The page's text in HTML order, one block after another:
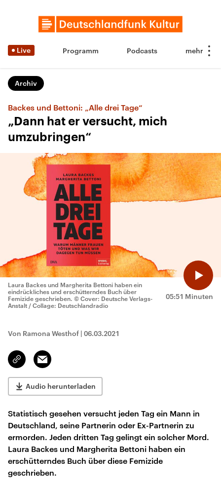
Live Programm Podcasts
Archiv
Backes und Bettoni: „Alle drei Tage“
„Dann hat er versucht, mich
umzubringen“
05:51 Minuten
Laura Backes und Margherita Bettoni haben ein
eindrückliches und erschütterndes Buch über
Femizide geschrieben. © Cover: Deutsche Verlags-
Anstalt / Collage: Deutschlandradio
Von Ramona Westhof | 06.03.2021
Link
kopieren/teilen
Email
Audio herunterladen
Statistisch gesehen versucht jeden Tag ein Mann in
Deutschland, seine Partnerin oder Ex-Partnerin zu
ermorden. Jeden dritten Tag gelingt ein solcher Mord.
Laura Backes und Margherita Bettoni haben ein
erschütterndes Buch über diese Femizide
geschrieben.